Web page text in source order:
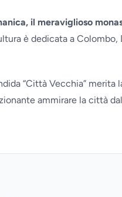
il meraviglioso
è dedicata a Colombo,
“Città Vecchia” merita
ammirare la città